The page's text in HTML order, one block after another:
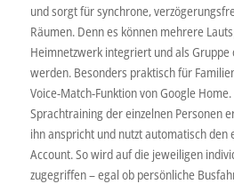
und sorgt für synchrone,
Räumen. Denn es können mehrere
Heimnetzwerk integriert und als
werden. Besonders praktisch für
Voice-Match-Funktion von Google
Sprachtraining der einzelnen Personen
ihn anspricht und nutzt automatisch den
Account. So wird auf die jeweiligen
zugegriffen – egal ob persönliche